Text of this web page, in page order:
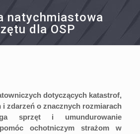
natychmiastowa
dla OSP
dotyczących katastrof,
i zdarzeń o znacznych rozmiarach
sprzęt i umundurowanie
ochotniczym strażom w